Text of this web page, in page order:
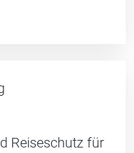
Reiseschutz für